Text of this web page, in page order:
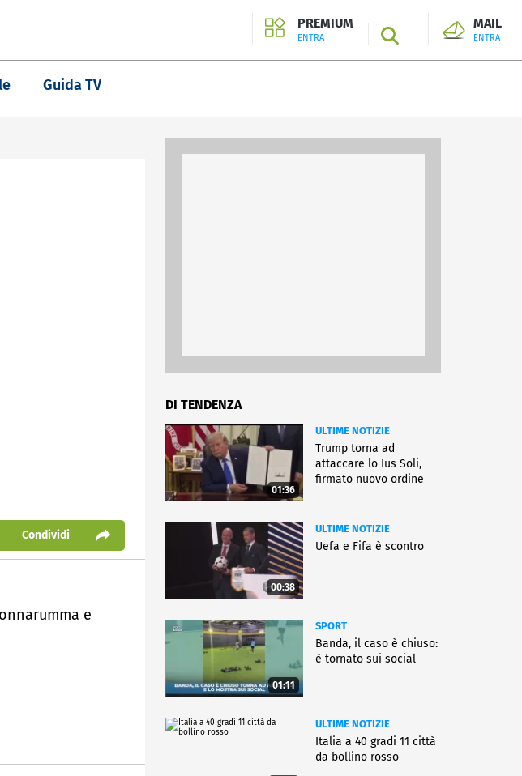
PREMIUM
ENTRA SEARCH
MAIL
ENTRA
Guida TV
Condividi
e
DI TENDENZA
01:36
ULTIME NOTIZIE
Trump torna ad
attaccare lo Ius Soli,
firmato nuovo ordine
00:38
ULTIME NOTIZIE
Uefa e Fifa è scontro
01:11
SPORT
Banda, il caso è chiuso:
è tornato sui social
ULTIME NOTIZIE
Italia a 40 gradi 11 città
da bollino rosso